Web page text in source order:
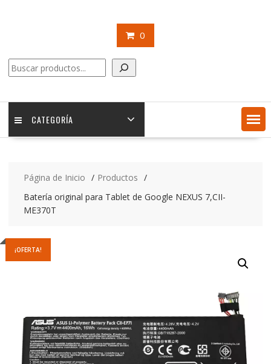
0
Buscar
CATEGORÍA
Página de Inicio
Productos
Batería original para Tablet de Google NEXUS 7,CII-
ME370T
¡OFERTA!